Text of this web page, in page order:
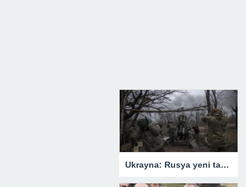
Ukrayna: Rusya yeni taktie geti